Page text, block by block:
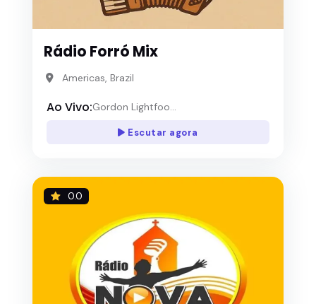
Rádio Forró Mix
Americas, Brazil
Ao Vivo:Gordon Lightfoo...
Escutar agora
0.0